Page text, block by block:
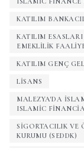
KATILIM
KATILIM ESASLARI
EMEKLILIK
KATILIM GENÇ
LISANS
MALEZYA'DA
ISLAMIC
SIGORTACILIK VE
KURUMU (SEDDK)